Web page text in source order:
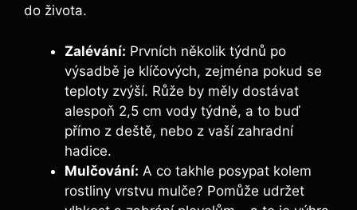
do ⁤života.
Zalévání: Prvních několik týdnů po
výsadbě je klíčových, ⁢zejména pokud ​se
teploty zvýší. Růže ⁤by měly‌ dostávat
alespoň ‍2,5 cm ⁤vody týdně,‌ a to buď‌
přímo z deště, nebo⁤ z vaší zahradní
hadice.
Mulčování: A co takhle posypat⁤ kolem​
rostliny‍ vrstvu mulče?⁣ Pomůže udržet